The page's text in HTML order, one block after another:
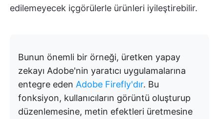
edilemeyecek içgörülerle ürünleri iyileştirebilir.
Bunun önemli bir örneği, üretken yapay
zekayı Adobe'nin yaratıcı uygulamalarına
entegre eden Adobe Firefly'dır. Bu
fonksiyon, kullanıcıların görüntü oluşturup
düzenlemesine, metin efektleri üretmesine